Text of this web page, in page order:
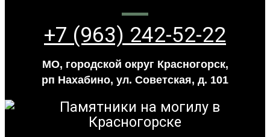
+7 (963) 242-52-22
МО, городской округ Красногорск,
рп Нахабино, ул. Советская, д. 101